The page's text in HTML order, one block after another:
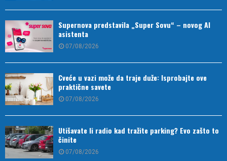
Supernova predstavila „Super Sovu“ – novog AI
asistenta
07/08/2026
Cveće u vazi može da traje duže: Isprobajte ove
praktične savete
07/08/2026
Utišavate li radio kad tražite parking? Evo zašto to
činite
07/08/2026